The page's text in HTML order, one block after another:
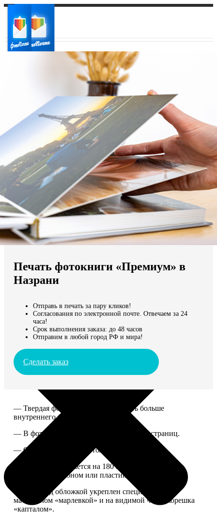
Ваш регион доставки
Выберите из списка:
Мы доставляем по всему миру
Продолжить без города
Печать фотокниги «Премиум» в
Назрани
Отправь в печать за пару кликов!
Согласования по электронной почте. Отвечаем за 24
часа!
Срок выполнения заказа: до 48 часов
Отправим в любой город РФ и мира!
Сделать заказ
— Твердая фотообложка, размер чуть больше
внутреннего блока.
— В фотокниге может быть от 20 до 100 страниц.
— Страницы плотные, толщина 1 мм.
— Книга раскрывается на 180 градусов, развороты
укреплены картоном или пластиком.
— Блок под обложкой укреплен специальным
материалом «марлевкой» и на видимой части корешка
«капталом».